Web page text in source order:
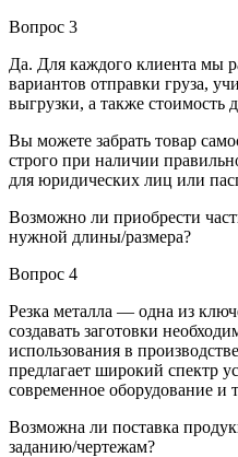
Вопрос 3
Да. Для каждого клиента мы
вариантов отправки груза,
выгрузки, а также стоимость
Вы можете забрать товар
строго при наличии
для юридических лиц или
Возможно ли приобрести
нужной длины/размера?
Вопрос 4
Резка металла — одна из
создавать заготовки
использования в
предлагает широкий спектр
современное оборудование и
Возможна ли поставка
заданию/чертежам?